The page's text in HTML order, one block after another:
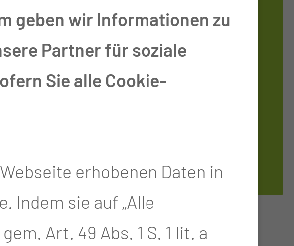
Tel.:+49 355 46
2849
Fax: +49 355 46
kontaktieren
geben wir Informationen zu
Partner für soziale
Sie alle Cookie-
erhobenen Daten in
Indem sie auf „Alle
Art. 49 Abs. 1 S. 1 lit. a